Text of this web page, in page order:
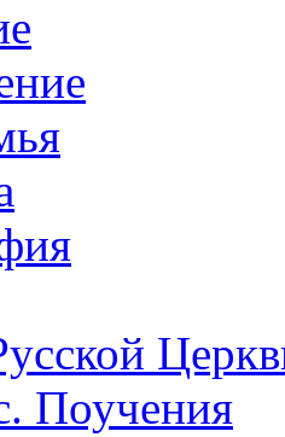
Поучения